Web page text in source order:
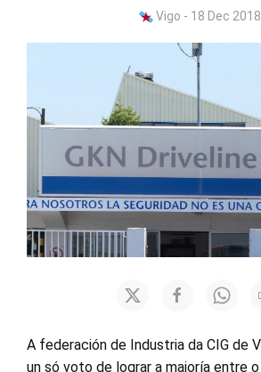
Vigo - 18 Dec 2018
A federación de Industria da CIG de
un só voto de lograr a maioría entre